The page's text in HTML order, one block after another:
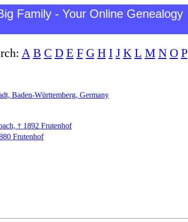
Family - Your Online Genealogy
A B C D E F G H I J K L M N O P
Baden-Württemberg, Germany
† 1892 Frutenhof
Frutenhof